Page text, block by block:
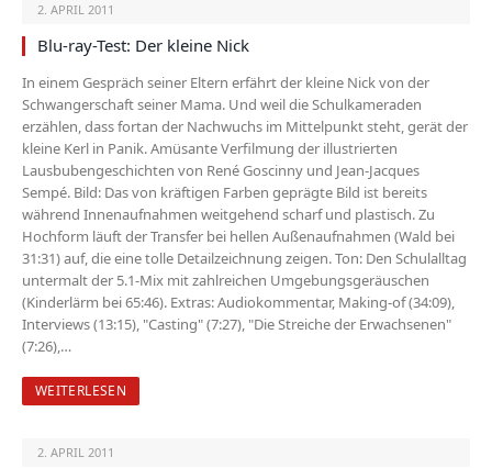
2. APRIL 2011
Blu-ray-Test: Der kleine Nick
In einem Gespräch seiner Eltern erfährt der kleine Nick von der
Schwangerschaft seiner Mama. Und weil die Schulkameraden
erzählen, dass fortan der Nachwuchs im Mittelpunkt steht, gerät der
kleine Kerl in Panik. Amüsante Verfilmung der illus­trierten
Lausbubengeschichten von René Goscinny und Jean-Jacques
Sempé. Bild: Das von kräftigen Farben geprägte Bild ist bereits
während Innenaufnahmen weitgehend scharf und plastisch. Zu
Hochform läuft der Transfer bei hellen Außenaufnahmen (Wald bei
31:31) auf, die eine tolle Detailzeichnung zeigen. Ton: Den Schulalltag
untermalt der 5.1-Mix mit zahlreichen Umgebungsgeräuschen
(Kinderlärm bei 65:46). Extras: Audiokommentar, Making-of (34:09),
Interviews (13:15), "Casting" (7:27), "Die Streiche der Erwachsenen"
(7:26),…
WEITERLESEN
2. APRIL 2011